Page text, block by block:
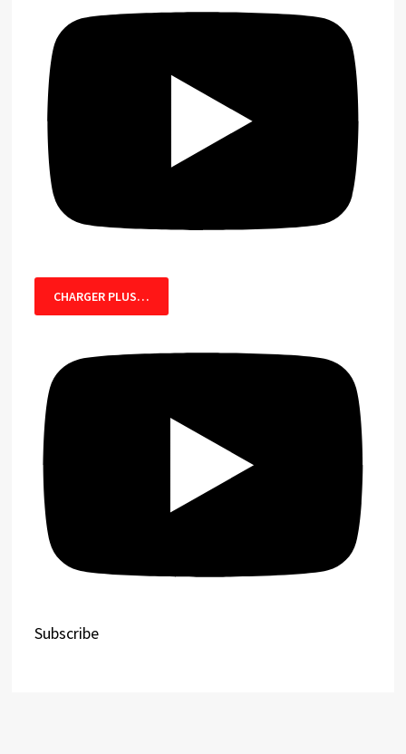
CHARGER PLUS…
Subscribe